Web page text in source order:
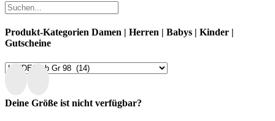
Produkt-Kategorien Damen | Herren | Babys | Kinder |
Gutscheine
Deine Größe ist nicht verfügbar?